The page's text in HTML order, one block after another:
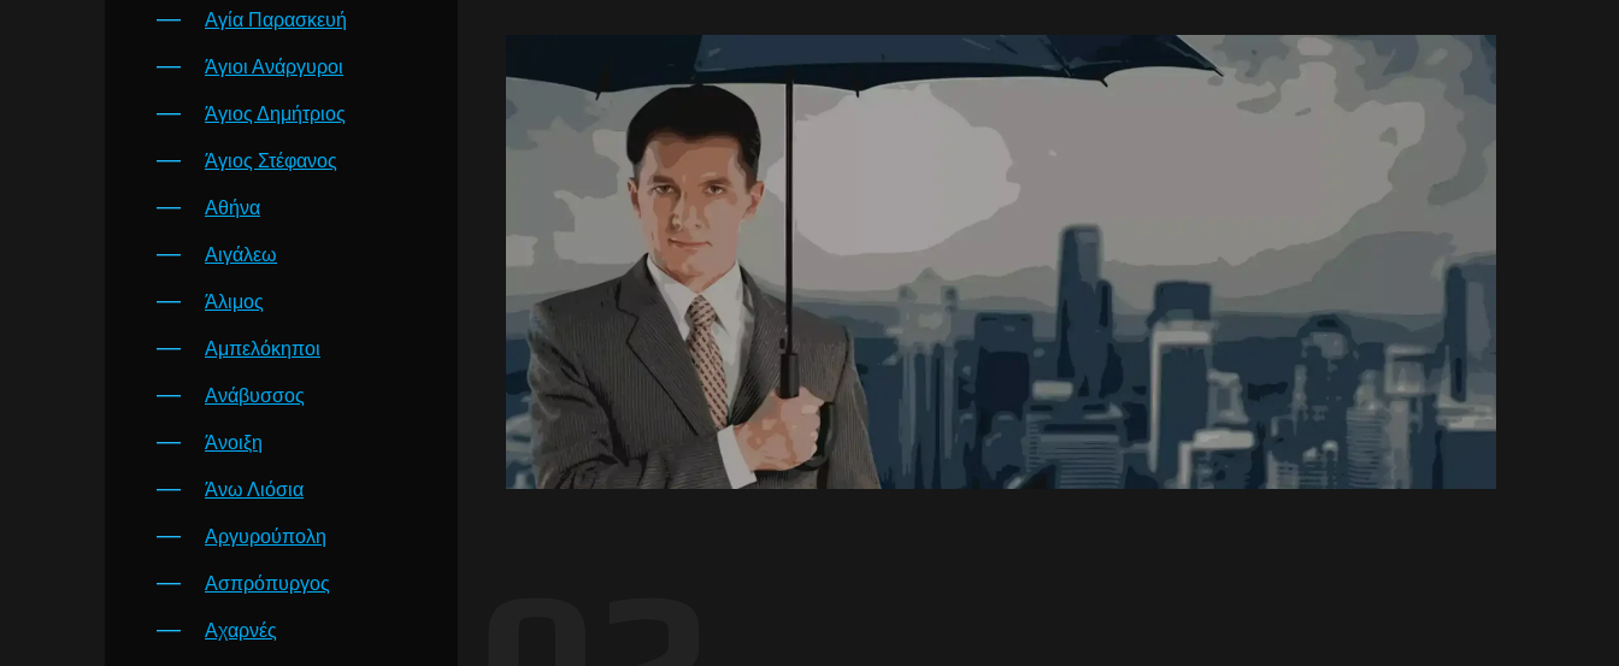
Αγία Παρασκευή
Άγιοι Ανάργυροι
Άγιος Δημήτριος
Άγιος Στέφανος
Αθήνα
Αιγάλεω
Άλιμος
Αμπελόκηποι
Ανάβυσσος
Άνοιξη
Άνω Λιόσια
Αργυρούπολη
Ασπρόπυργος
Αχαρνές